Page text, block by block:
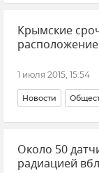
Поставки
Крымские
1 июля 2015, 15:54
Новости
Около 50
радиацией